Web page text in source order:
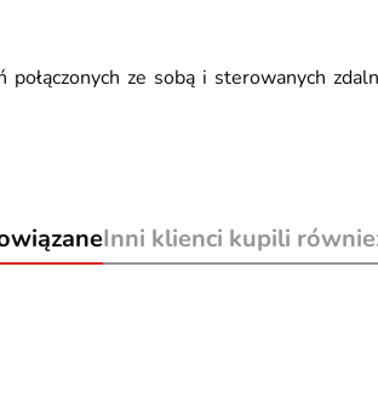
ze sobą i sterowanych
Inni klienci kupili